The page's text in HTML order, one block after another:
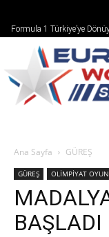
Formula 1 Türkiye’ye
Ana Sayfa GÜREŞ
GÜREŞ OLİMPİYAT
BAŞLADI